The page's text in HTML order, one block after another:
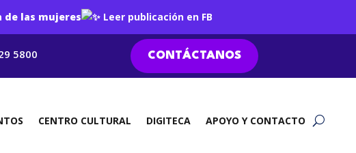
de las mujeres Leer publicación en FB
5800 CONTÁCTANOS
CENTRO CULTURAL DIGITECA APOYO Y CONTACTO